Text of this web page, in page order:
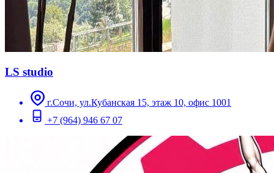
LS studio
г.Сочи, ул.Кубанская 15, этаж 10, офис 1001
+7 (964) 946 67 07